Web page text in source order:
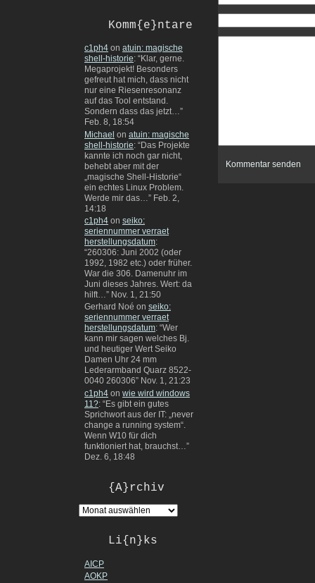
Komm{e}ntare
c1ph4 on atuin: magische
shell-historie: “Klar, gerne.
Megaprojekt! Besonders
gefreut hat mich, dass nicht
nur eine Riesenresonanz
auf das Tool entstand.
Sondern dass das jetzt…”
Feb. 8, 18:54
Michael on atuin: magische
shell-historie: “Das Projekte
kannte ich noch gar nicht,
behebt aber mit der
„magische Shell-Historie“
ein echtes Linux Problem.
Werde mir das… ” Feb. 2,
14:18
c1ph4 on seiko:
seriennummer verraet
herstellungsdatum:
“260306: Juni 2002 (oder
1992, 1982 etc.) oder früher.
War die 306. Damenuhr im
Juni dieses Jahres. Wert: da
hilft…” Nov. 1, 21:50
Gerhard Noé on seiko:
seriennummer verraet
herstellungsdatum: “Wer
kann mir sagen welches Bj.
und heutiger Wert Seiko
Damen Uhr 24 mm
Lederarmband Quarz 8522-
0040 260306” Nov. 1, 21:23
c1ph4 on wie wird windows
11?: “Es gibt ein gutes
Sprichwort aus der IT: „never
change a running system“.
Wenn W10 für dich
funktioniert hat, brauchst…”
Dez. 6, 18:48
{A}rchiv
Li{n}ks
AICP
AOKP